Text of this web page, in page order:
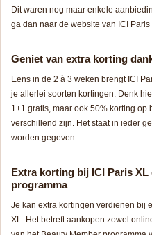
Dit waren nog maar enkele
ga dan naar de website van ICI
Geniet van extra korting
Eens in de 2 à 3 weken brengt ICI
je allerlei soorten kortingen. Denk
1+1 gratis, maar ook 50% korting
verschillend zijn. Het staat in ieder
worden gegeven.
Extra korting bij ICI Paris
programma
Je kan extra kortingen verdienen bij
XL. Het betreft aankopen zowel